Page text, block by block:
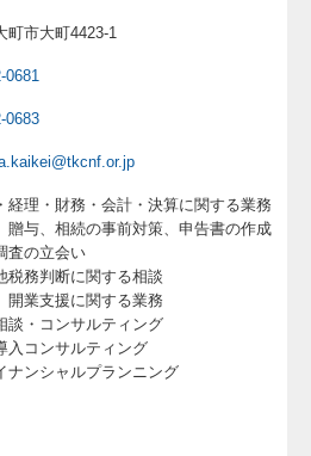
町市大町4423-1
0681
0683
経理・財務・会計・決算に関する業務
贈与、相続の事前対策、申告書の作成
査の立会い
税務判断に関する相談
開業支援に関する業務
談・コンサルティング
入コンサルティング
ナンシャルプランニング